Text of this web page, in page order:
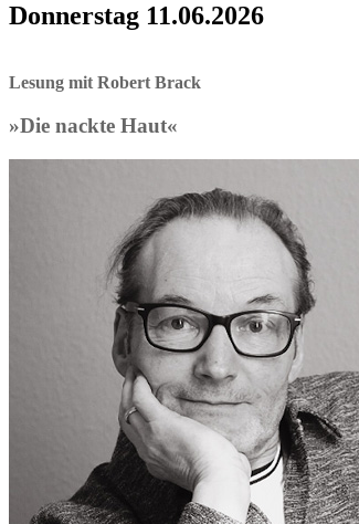
Donnerstag 11.06.2026
Lesung mit Robert Brack
»Die nackte Haut«